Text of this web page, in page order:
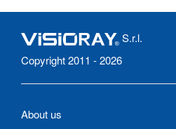
S.r.l.
Copyright 2011 - 2026
About us